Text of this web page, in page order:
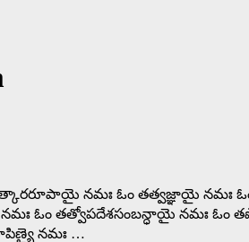
ఓం తత్కారరూపాయై నమః ఓం తత్వజ్ఞాయై
ఓం తత్వోపదేశసంబన్ధాయై నమః
నమః …